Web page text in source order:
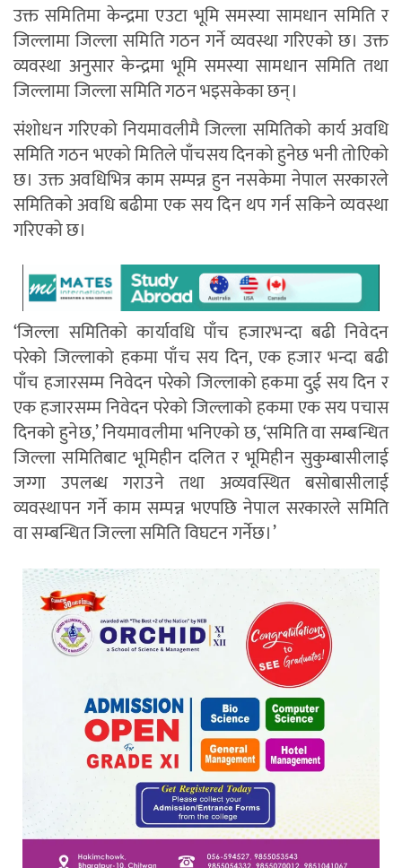
उक्त समितिमा केन्द्रमा एउटा भूमि समस्या सामधान समिति र
जिल्लामा जिल्ला समिति गठन गर्ने व्यवस्था गरिएको छ। उक्त
व्यवस्था अनुसार केन्द्रमा भूमि समस्या सामधान समिति तथा
जिल्लामा जिल्ला समिति गठन भइसकेका छन्।
संशोधन गरिएको नियमावलीमै जिल्ला समितिको कार्य अवधि
समिति गठन भएको मितिले पाँचसय दिनको हुनेछ भनी तोएिको
छ। उक्त अवधिभित्र काम सम्पन्न हुन नसकेमा नेपाल सरकारले
समितिको अवधि बढीमा एक सय दिन थप गर्न सकिने व्यवस्था
गरिएको छ।
‘जिल्ला समितिको कार्यावधि पाँच हजारभन्दा बढी निवेदन
परेको जिल्लाको हकमा पाँच सय दिन, एक हजार भन्दा बढी
पाँच हजारसम्म निवेदन परेको जिल्लाको हकमा दुई सय दिन र
एक हजारसम्म निवेदन परेको जिल्लाको हकमा एक सय पचास
दिनको हुनेछ,’ नियमावलीमा भनिएको छ, ‘समिति वा सम्बन्धित
जिल्ला समितिबाट भूमिहीन दलित र भूमिहीन सुकुम्बासीलाई
जग्गा उपलब्ध गराउने तथा अव्यवस्थित बसोबासीलाई
व्यवस्थापन गर्ने काम सम्पन्न भएपछि नेपाल सरकारले समिति
वा सम्बन्धित जिल्ला समिति विघटन गर्नेछ।’